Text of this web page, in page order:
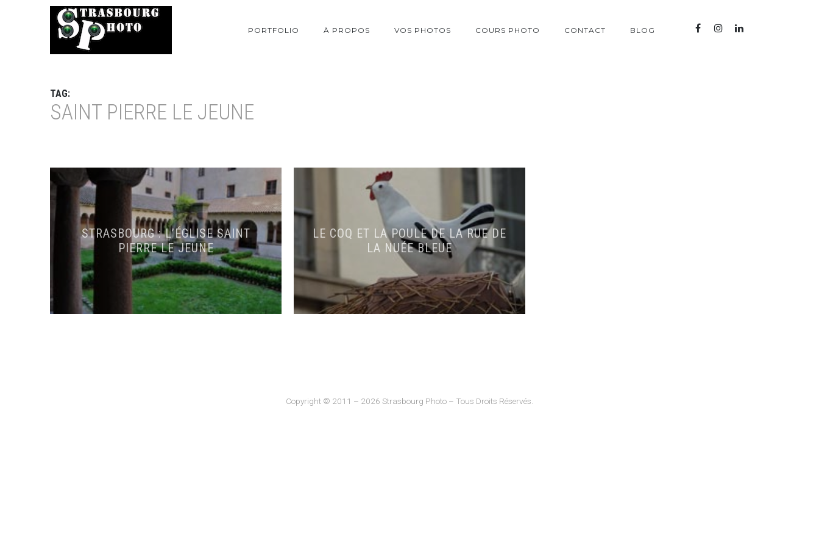
PORTFOLIO À PROPOS VOS PHOTOS COURS PHOTO CONTACT BLOG
TAG:
SAINT PIERRE LE JEUNE
STRASBOURG : L’ÉGLISE SAINT
PIERRE LE JEUNE
LE COQ ET LA POULE DE LA RUE DE
LA NUÉE BLEUE
Copyright © 2011 – 2026 Strasbourg Photo – Tous Droits Réservés.